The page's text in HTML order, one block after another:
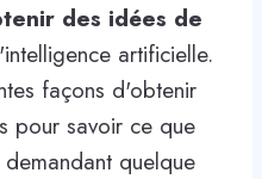
des idées de
artificielle.
façons d'obtenir
pour savoir ce que
quelque